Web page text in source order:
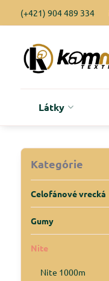
(+421) 904 489 334
Látky
Kategórie
Celofánové vrecká
Gumy
Nite
Nite 1000m